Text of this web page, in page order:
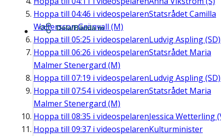
Hoppa till 04:46 i videospelarenStatsrådet Camilla
Waltersson Grönvall (M)
Hoppa till 05:25 i videospelarenLudvig Aspling (SD)
Hoppa till 06:26 i videospelarenStatsrådet Maria
Malmer Stenergard (M)
Hoppa till 07:19 i videospelarenLudvig Aspling (SD)
Hoppa till 07:54i videospelarenStatsrådet Maria
Malmer Stenergard (M)
Hoppa till 08:35 i videospelarenJessica Wetterling
Hoppa till 09:37 i videospelarenKulturminister
Dela/Bädda in